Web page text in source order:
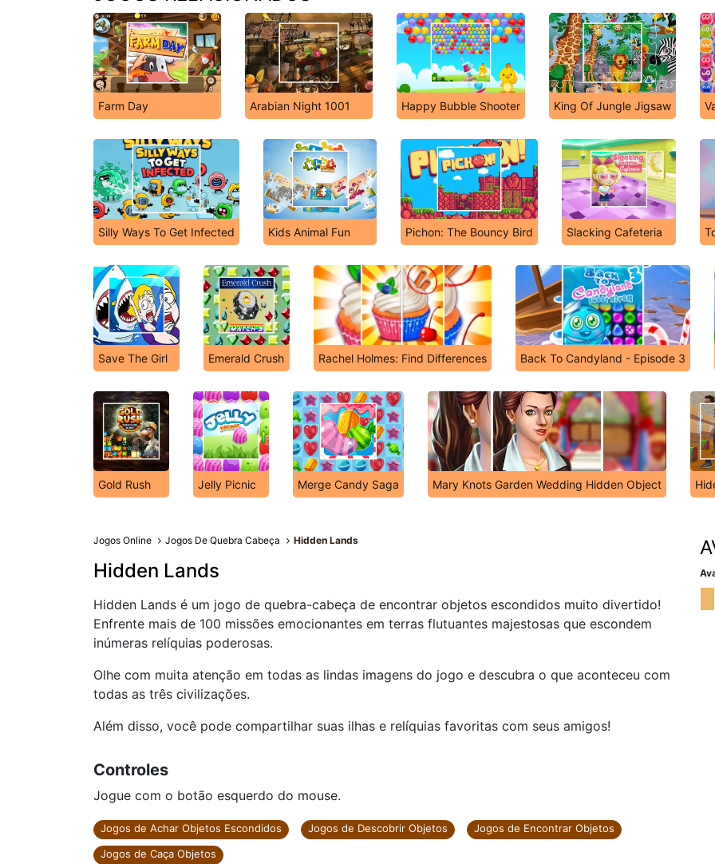
Farm Day Arabian Night 1001 Happy Bubble Shooter King Of Jungle Jigsaw
Silly Ways To Get Infected Kids Animal Fun Pichon: The Bouncy Bird Slacking Cafeteria
Save The Girl Emerald Crush Rachel Holmes: Find Differences Back To Candyland - Episode 3
Gold Rush Jelly Picnic Merge Candy Saga Mary Knots Garden Wedding Hidden Object
Jogos Online Jogos De Quebra Cabeça Hidden Lands
Hidden Lands
Hidden Lands é um jogo de quebra-cabeça de encontrar objetos escondidos muito divertido!
Enfrente mais de 100 missões emocionantes em terras flutuantes majestosas que escondem
inúmeras relíquias poderosas.
Olhe com muita atenção em todas as lindas imagens do jogo e descubra o que aconteceu com
todas as três civilizações.
Além disso, você pode compartilhar suas ilhas e relíquias favoritas com seus amigos!
Controles
Jogue com o botão esquerdo do mouse.
Jogos de Achar Objetos Escondidos Jogos de Descobrir Objetos
Jogos de Encontrar Objetos
Jogos de Caça Objetos